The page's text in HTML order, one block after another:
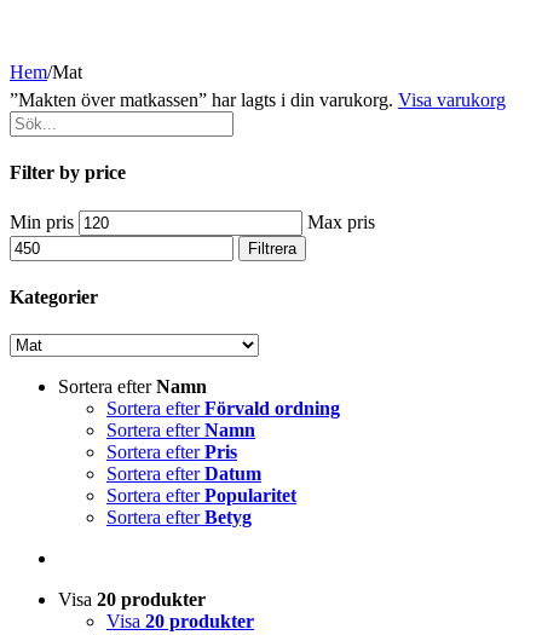
Hem/Mat
”Makten över matkassen” har lagts i din varukorg. Visa varukorg
Filter by price
Min pris Max pris
Filtrera
Kategorier
Sortera efterNamn
Sortera efterFörvald ordning
Sortera efterNamn
Sortera efterPris
Sortera efterDatum
Sortera efterPopularitet
Sortera efterBetyg
Visa 20 produkter
Visa 20 produkter